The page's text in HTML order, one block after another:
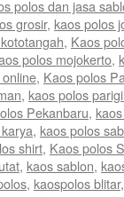
polos dan jasa
grosir, kaos polos
, Kaos
polos mojokerto,
, Kaos polos
, kaos polos
Pekanbaru,
, kaos polos
shirt, Kaos polos
, kaos sablon,
, kaospolos blitar